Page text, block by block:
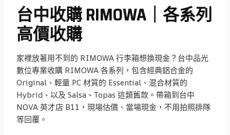
台中收購 RIMOWA｜各系列
高價收購
家裡放著用不到的 RIMOWA 行李箱想換現金？台中品光
數位專業收購 RIMOWA 各系列，包含經典鋁合金的
Original、輕量 PC 材質的 Essential、混合材質的
Hybrid、以及 Salsa、Topas 這類舊款。帶箱到台中
NOVA 英才店 B11，現場估價、當場現金，不用拍照排隊
等回覆。